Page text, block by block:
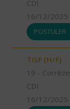
CDI
16/12/2025
POSTULER
TISF (H/F)
19 - Corrèze
CDI
16/12/2025